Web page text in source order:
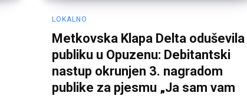
LOKALNO
Metkovska Klapa Delta oduševila
publiku u Opuzenu: Debitantski
nastup okrunjen 3. nagradom
publike za pjesmu „Ja sam vam